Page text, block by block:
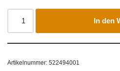
In den
Artikelnummer: 522494001